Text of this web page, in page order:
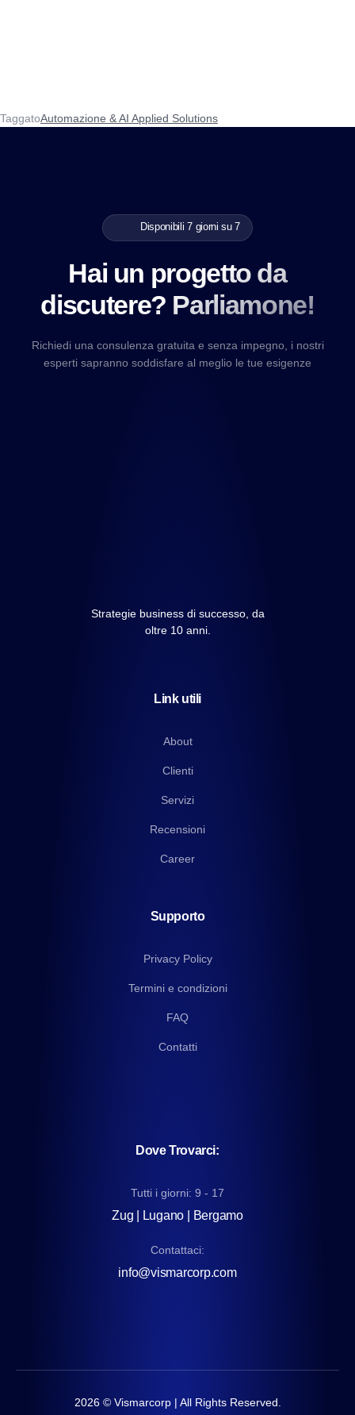
TaggatoAutomazione & AI Applied Solutions
Disponibili 7 giorni su 7
Hai un progetto da
discutere? Parliamone!
Richiedi una consulenza gratuita e senza impegno, i nostri
esperti sapranno soddisfare al meglio le tue esigenze
Strategie business di successo, da
oltre 10 anni.
Link utili
About
Clienti
Servizi
Recensioni
Career
Supporto
Privacy Policy
Termini e condizioni
FAQ
Contatti
Dove Trovarci:
Tutti i giorni: 9 - 17
Zug | Lugano | Bergamo
Contattaci:
info@vismarcorp.com
2026© Vismarcorp | All Rights Reserved.